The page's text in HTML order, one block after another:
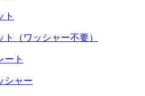
ト
（ワッシャー不要）
ート
シャー